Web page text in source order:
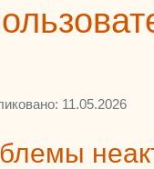
11.05.2026